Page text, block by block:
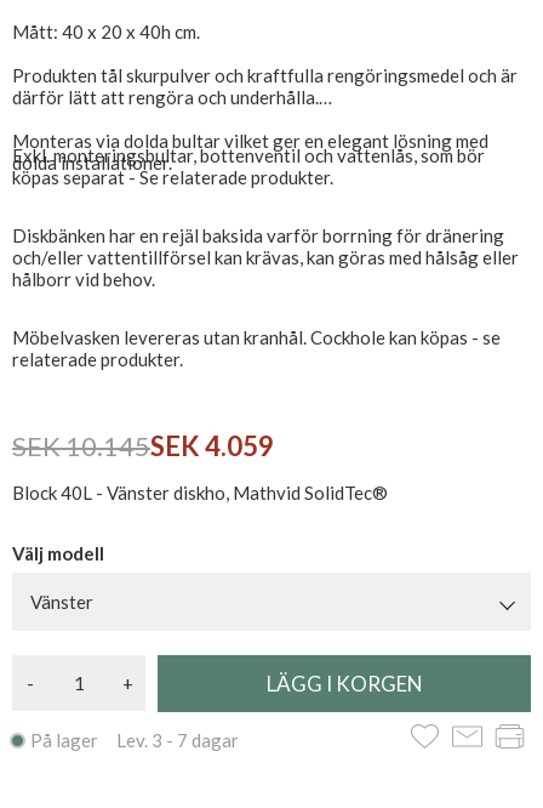
Mått: 40 x 20 x 40h cm.
Produkten tål skurpulver och kraftfulla rengöringsmedel och är
därför lätt att rengöra och underhålla.
Monteras via dolda bultar vilket ger en elegant lösning med
dolda installationer.
Exkl. monteringsbultar, bottenventil och vattenlås, som bör
köpas separat - Se relaterade produkter.
Diskbänken har en rejäl baksida varför borrning för dränering
och/eller vattentillförsel kan krävas, kan göras med hålsåg eller
hålborr vid behov.
Möbelvasken levereras utan kranhål. Cockhole kan köpas - se
relaterade produkter.
SEK 10.145SEK 4.059
Block 40L - Vänster diskho, Mathvid SolidTec®
Välj modell
Vänster
- +
På lager Lev. 3 - 7 dagar